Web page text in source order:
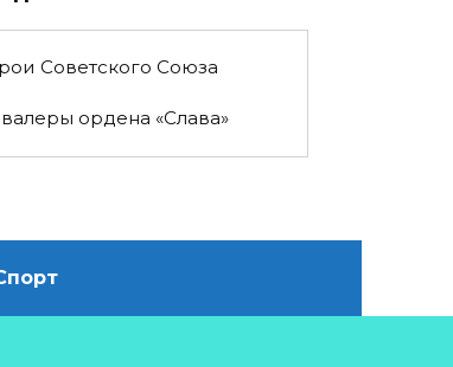
Советского Союза
ордена «Слава»